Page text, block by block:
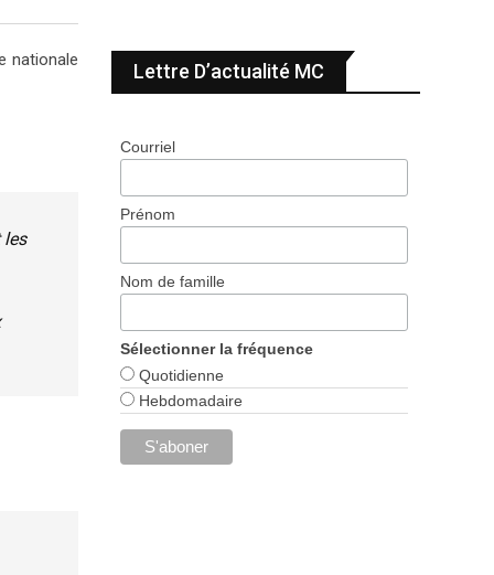
nationale
les
Lettre D’actualité MC
Courriel
Prénom
Nom de famille
Sélectionner la fréquence
Quotidienne
Hebdomadaire